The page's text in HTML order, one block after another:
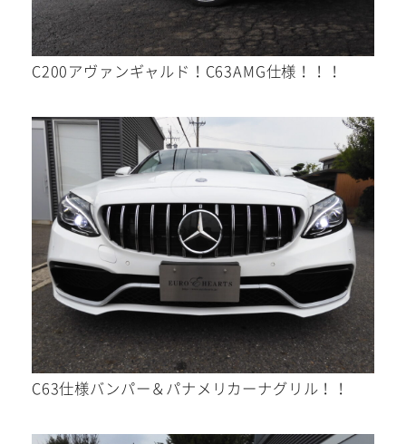
WEBからご相談
24時間受付中！
お電話
お気軽にお問い合わせください。
C200アヴァンギャルド！C63AMG仕様！！！
C63仕様バンパー＆パナメリカーナグリル！！